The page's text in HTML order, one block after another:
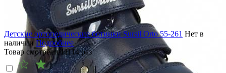
Детские ортопедические ботинки Sursil Orto 55-261 Нет в
наличии Подробнее
Товар смотрели11114раз